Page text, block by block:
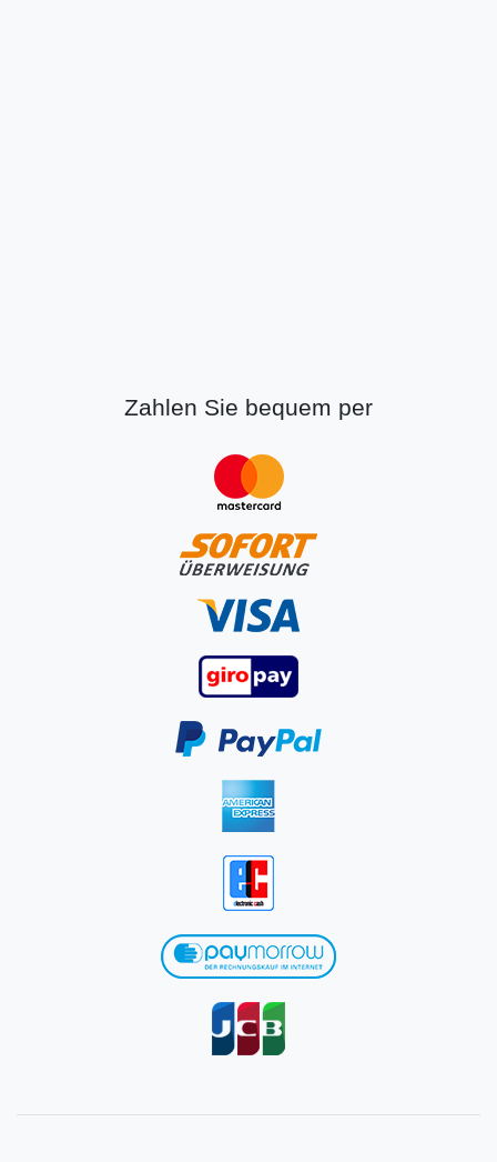
Zahlen Sie bequem per